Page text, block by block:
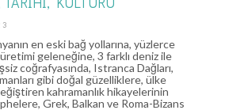
en eski bağ yollarına, yüzlerce
üretimi geleneğine, 3 farklı deniz ile
coğrafyasında, Istranca Dağları,
gibi doğal güzelliklere, ülke
kahramanlık hikayelerinin
Grek, Balkan ve Roma-Bizans